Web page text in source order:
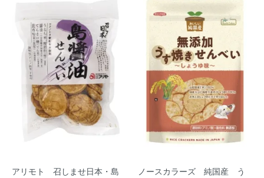
アリモト 召しませ日本・島
ノースカラーズ 純国産 う